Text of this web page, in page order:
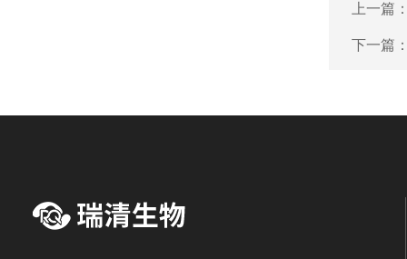
上一篇
下一篇